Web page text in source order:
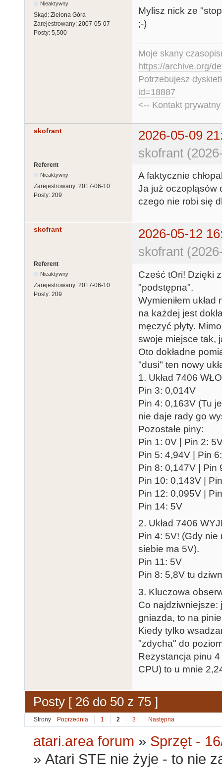
Nieaktywny
Skąd: Zielona Góra
Zarejestrowany: 2007-05-07
Posty: 5,500
Mylisz nick ze
;-)
Moje skany
https://archive.org/
Potrzebujesz
id=18887
<-- Kontakt
skofrant
2026-05-09
skofrant
Referent
Nieaktywny
Zarejestrowany: 2017-06-10
Posty: 209
A faktycznie
Ja już oczopląsów
czego nie robi się
skofrant
2026-05-12
skofrant
Referent
Nieaktywny
Zarejestrowany: 2017-06-10
Posty: 209
Cześć tOri! Dzięki
"podstępna".
Wymieniłem
na każdej jest
męczyć płyty.
swoje miejsce tak,
Oto dokładne
"dusi" ten nowy
1. Układ 7406
Pin 3: 0,014V
Pin 4: 0,163V (Tu
nie daje rady go
Pozostałe piny:
Pin 1: 0V | Pin 2:
Pin 5: 4,94V | Pin
Pin 8: 0,147V | Pin
Pin 10: 0,143V |
Pin 12: 0,095V |
Pin 14: 5V
2. Układ 7406
Pin 4: 5V! (Gdy nie
siebie ma 5V).
Pin 11: 5V
Pin 8: 5,8V tu
3. Kluczowa
Co najdziwniejsze:
gniazda, to na
Kiedy tylko
"zdycha" do
Rezystancja pinu 4
CPU) to u mnie
Posty [ 26 do 50 z 75 ]
Strony Poprzednia 1 2 3 Następna
atari.area forum » Sprzęt -
»Atari STE nie żyje - to nie